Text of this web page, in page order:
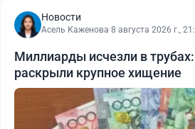
Новости
Асель Каженова·8 августа 2026 г.,
Миллиарды исчезли в
раскрыли крупное хищение